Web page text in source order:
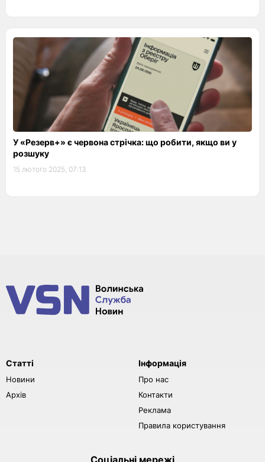
У «Резерв+» є червона стрічка: що робити, якщо ви у
розшуку
15 лютого 2025, 07:13
Статті
Новини
Архів
Інформація
Про нас
Контакти
Реклама
Правила користування